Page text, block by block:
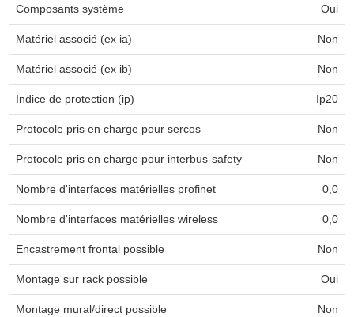
Composants système Oui
Matériel associé (ex ia) Non
Matériel associé (ex ib) Non
Indice de protection (ip) Ip20
Protocole pris en charge pour sercos Non
Protocole pris en charge pour interbus-safety Non
Nombre d'interfaces matérielles profinet 0,0
Nombre d'interfaces matérielles wireless 0,0
Encastrement frontal possible Non
Montage sur rack possible Oui
Montage mural/direct possible Non